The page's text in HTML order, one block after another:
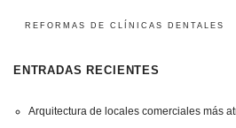
REFORMAS DE CLÍNICAS DENTALES
ENTRADAS RECIENTES
Arquitectura de locales comerciales más